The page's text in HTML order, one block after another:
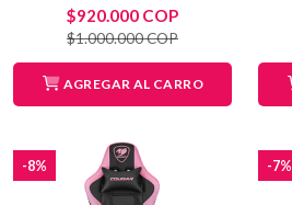
$920.000 COP
$1.000.000 COP
AGREGAR AL CARRO
-8% -7%